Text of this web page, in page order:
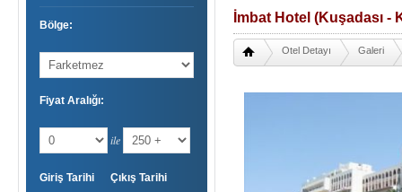
Bölge:
Fiyat Aralığı:
ile
Giriş Tarihi Çıkış Tarihi
İmbat Hotel (Kuşadası -
Otel Detayı Galeri